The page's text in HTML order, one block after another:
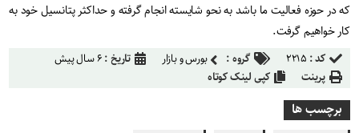
که در حوزه فعالیت ما باشد به نحو شایسته انجام گرفته و حداکثر پتانسیل خود به
کار خواهیم گرفت.
کد : ۲۲۱۵ گروه : بورس و بازار تاریخ :۶ سال پیش
پرینت
کپی لینک کوتاه
برچسب ها